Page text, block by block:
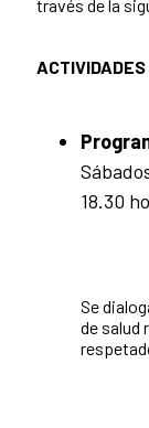
través de la
18.30
Se
de salud